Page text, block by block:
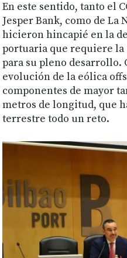
En este sentido, tanto el
Jesper Bank, como de La
hicieron hincapié en la
portuaria que requiere
para su pleno desarrollo.
evolución de la eólica
componentes de mayor
metros de longitud, que
terrestre todo un reto.